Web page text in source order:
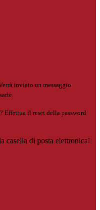
inviato un messaggio
Effettua il reset della password
casella di posta elettronica!